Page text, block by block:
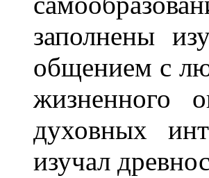
заполнены
общением с
жизненного
духовных
изучал